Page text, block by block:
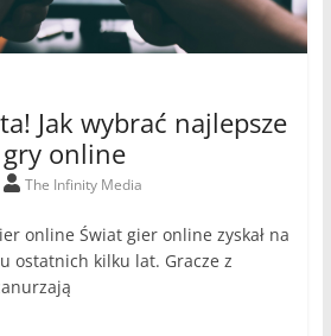
Jak wybrać najlepsze
online
The Infinity Media
online Świat gier online zyskał na
ostatnich kilku lat. Gracze z